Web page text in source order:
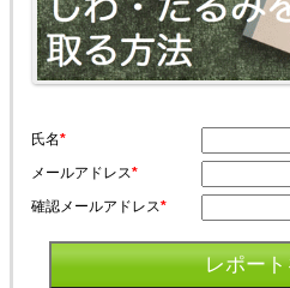
氏名*
メールアドレス*
確認メールアドレス*